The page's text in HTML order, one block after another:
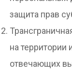
защита прав
на территории
отвечающих